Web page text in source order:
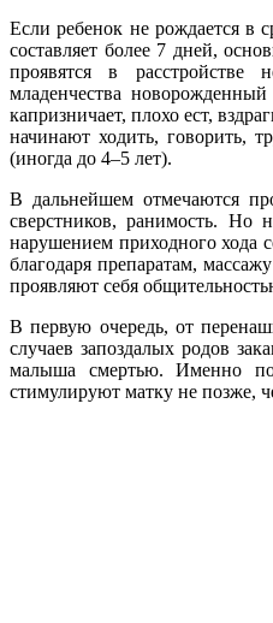
Если ребенок не рождается в
составляет более 7 дней,
проявятся в
младенчества
капризничает, плохо ест,
начинают ходить, говорить,
(иногда до 4–5 лет).
В дальнейшем отмечаются
сверстников, ранимость. Но
нарушением приходного хода
благодаря препаратам,
проявляют себя
В первую очередь, от
случаев запоздалых родов
малыша смертью. Именно
стимулируют матку не позже,